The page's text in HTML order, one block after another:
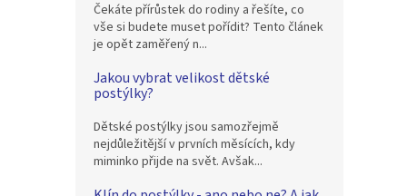
Čekáte přírůstek do rodiny a řešíte, co
vše si budete muset pořídit? Tento článek
je opět zaměřený n...
Jakou vybrat velikost dětské
postýlky?
Dětské postýlky jsou samozřejmě
nejdůležitější v prvních měsících, kdy
miminko přijde na svět. Avšak...